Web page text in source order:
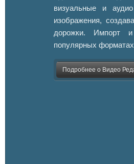
визуальные и
изображения,
дорожки. Импорт
популярных
Подробнее о Видео